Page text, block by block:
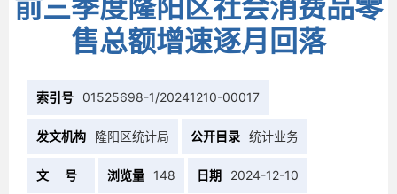
前三季度隆阳区社会消费品零
售总额增速逐月回落
索引号 01525698-1/20241210-00017
发文机构 隆阳区统计局 公开目录 统计业务
文 号 浏览量 148 日期 2024-12-10